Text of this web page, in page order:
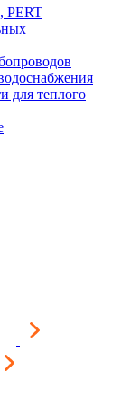
PERT
для теплого